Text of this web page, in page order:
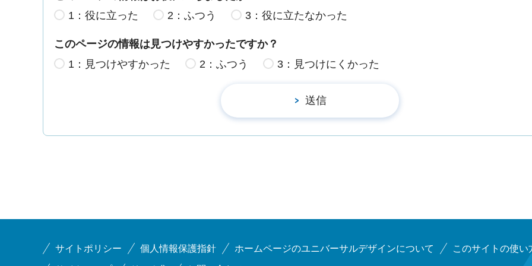
1：役に立った
2：ふつう 3：役に立たなかった
このページの情報は見つけやすかったですか？
1：見つけやすかった
2：ふつう 3：見つけにくかった
サイトポリシー 個人情報保護指針 ホームページのユニバーサルデザインについて このサイトの使い